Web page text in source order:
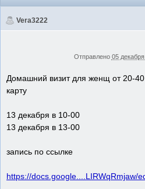
Vera3222
Отправлено 05
Домашний визит для женщ от 20-
карту
13 декабря в 10-00
13 декабря в 13-00
запись по ссылке
https://docs.google....LIRWqRmjaw/